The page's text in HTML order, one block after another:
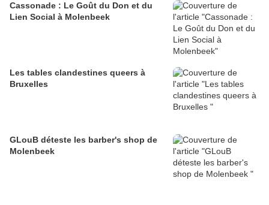
Cassonade : Le Goût du Don et du
Lien Social à Molenbeek
Les tables clandestines queers à
Bruxelles
GLouB déteste les barber's shop de
Molenbeek